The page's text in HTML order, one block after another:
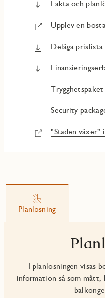
Fakta och
Upplev en
Deläga prislista
Trygghetspaket
Security
"Staden växer"
Planlösning
I planlösningen visas
information så som mått,